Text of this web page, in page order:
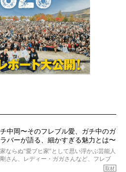
チ中岡〜そのフレブル愛、ガチ中のガ
バーが語る、細かすぎる魅力とは〜
ならぬ“愛ブヒ家”として思い浮かぶ芸能人
さん、レディー・ガガさんなど、フレブ
方が多いと思います。が、ロッチ中岡さん取材